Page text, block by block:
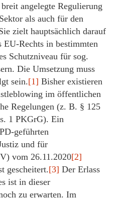
angelegte Regulierung
als auch für den
zielt hauptsächlich darauf
EU-Rechts in bestimmten
Schutzniveau für sog.
Die Umsetzung muss
sein.[1] Bisher existieren
im öffentlichen
Regelungen (z. B. § 125
1 PKGrG). Ein
geführten
und für
vom 26.11.2020[2]
gescheitert.[3] Der Erlass
ist in dieser
zu erwarten. Im